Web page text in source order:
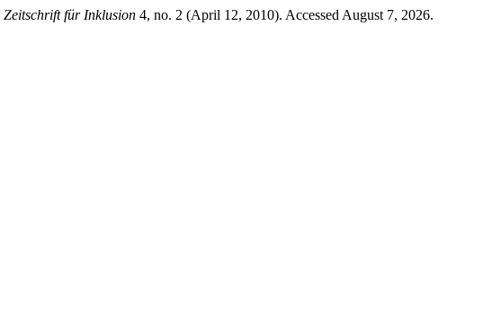
Zeitschrift für Inklusion 4, no. 2 (April 12, 2010). Accessed August 7, 2026.